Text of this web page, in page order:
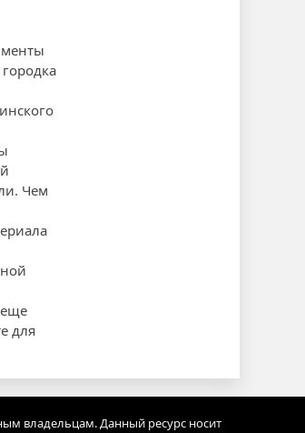
Чем
еще
для
владельцам. Данный ресурс носит